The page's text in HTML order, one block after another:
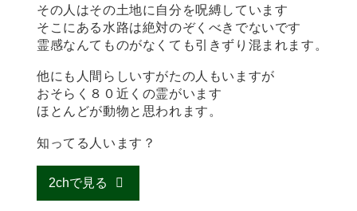
その人はその土地に自分を呪縛しています
そこにある水路は絶対のぞくべきでないです
霊感なんてものがなくても引きずり混まれます。
他にも人間らしいすがたの人もいますが
おそらく８０近くの霊がいます
ほとんどが動物と思われます。
知ってる人います？
2chで見る